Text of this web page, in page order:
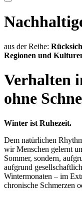
aus der Reihe:
Regionen und
Verhalten
ohne
Winter ist Ruhezeit.
Dem natürlichen
wir Menschen gelernt
Sommer, sondern,
aufgrund
Wintermonaten – im
chronische Schmerzen